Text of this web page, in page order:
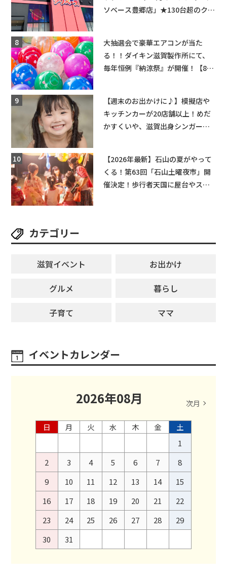
ソベース豊郷店」★130台超のクレ
大抽選会で豪華エアコンが当た
る！！ダイキン滋賀製作所にて、
毎年恒例『納涼祭』が開催！【8月
【週末のお出かけに♪】模擬店や
キッチンカーが20店舗以上！めだ
かすくいや、滋賀出身シンガーソ
【2026年最新】石山の夏がやって
くる！第63回「石山土曜夜市」開
催決定！歩行者天国に屋台やステ
カテゴリー
滋賀イベント
お出かけ
グルメ
暮らし
子育て
ママ
イベントカレンダー
2026年08月 次月
日 月 火 水 木 金
土
1
2
3 4 5 6 7
8
9
10 11 12 13 14
15
16
17 18 19 20 21
22
23
24 25 26 27 28
29
30
31